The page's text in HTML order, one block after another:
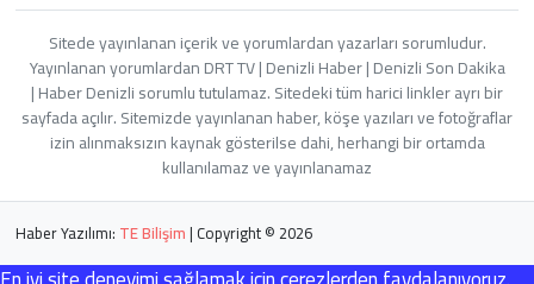
Sitede yayınlanan içerik ve yorumlardan yazarları sorumludur.
Yayınlanan yorumlardan DRT TV | Denizli Haber | Denizli Son Dakika
| Haber Denizli sorumlu tutulamaz. Sitedeki tüm harici linkler ayrı bir
sayfada açılır. Sitemizde yayınlanan haber, köşe yazıları ve fotoğraflar
izin alınmaksızın kaynak gösterilse dahi, herhangi bir ortamda
kullanılamaz ve yayınlanamaz
Haber Yazılımı: TE Bilişim| Copyright © 2026